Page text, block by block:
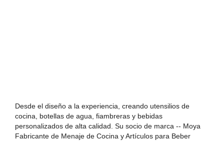
Desde el diseño a la experiencia, creando utensilios de
cocina, botellas de agua, fiambreras y bebidas
personalizados de alta calidad. Su socio de marca -- Moya
Fabricante de Menaje de Cocina y Artículos para Beber